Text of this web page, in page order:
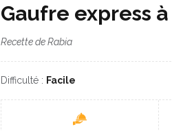
Gaufre express
Recette de Rabia
Difficulté : Facile